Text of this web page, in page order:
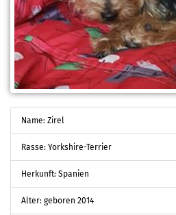
Name: Zirel
Rasse: Yorkshire-Terrier
Herkunft: Spanien
Alter: geboren 2014